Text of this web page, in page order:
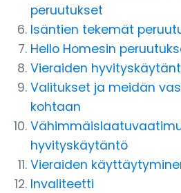
peruutukset
Isäntien tekemät
Hello Homesin
Vieraiden
Valitukset ja meidän
kohtaan
hyvityskäytäntö
Vieraiden
Invaliteetti